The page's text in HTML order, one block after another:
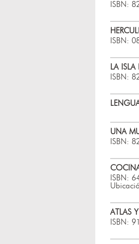
ISBN:
ISBN:
LA ISLA
ISBN:
UNA
ISBN:
ISBN:
ATLAS
ISBN: